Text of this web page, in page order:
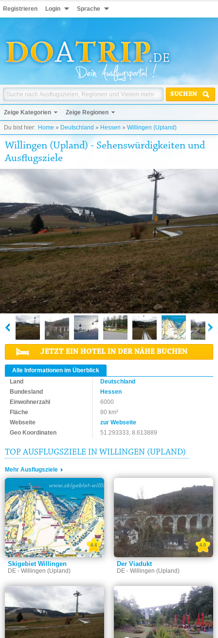
Registrieren Login Sprache
SUCHEN
Zeige Kategorien Zeige Regionen
Du bist hier: Home » Deutschland » Hessen » Willingen (Upland)
Willingen (Upland) - Sehenswürdigkeiten und
Ausflugsziele
JETZT EIN HOTEL IN DER NÄHE BUCHEN
Alle Informationen im Überblick
Land
Deutschland
Bundesland
Hessen
Einwohnerzahl
6000
Fläche
80 km²
Webseite
zur Webseite
Geo Koordinaten
51.293333, 8.613889
TOP AUSFLUGSZIELE IN WILLINGEN (UPLAND)
Mehr Ausflugsziele
Skigebiet Willingen
DE - Willingen (Upland)
4.4
Der Viadukt
DE - Willingen (Upland)
4.0